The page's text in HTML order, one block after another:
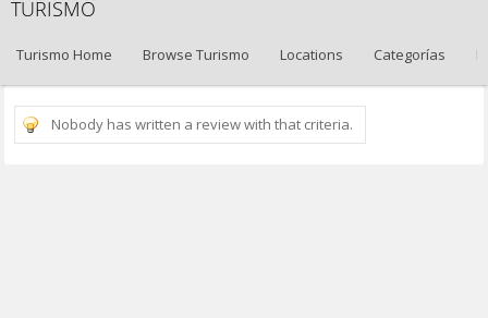
TURISMO
Turismo Home Browse Turismo Locations Categorías
Nobody has written a review with that criteria.